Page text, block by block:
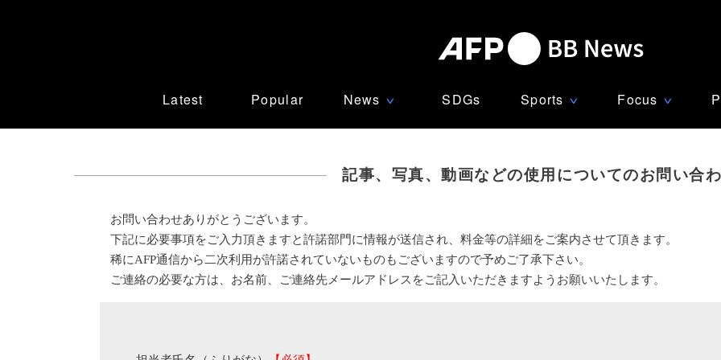
Latest Popular News ∨ SDGs Sports ∨ Focus ∨
記事、写真、動画などの使用についてのお問い合
お問い合わせありがとうございます。
下記に必要事項をご入力頂きますと許諾部門に情報が送信され、料金等の詳細をご案内させて頂きます。
稀にAFP通信から二次利用が許諾されていないものもございますので予めご了承下さい。
ご連絡の必要な方は、お名前、ご連絡先メールアドレスをご記入いただきますようお願いいたします。